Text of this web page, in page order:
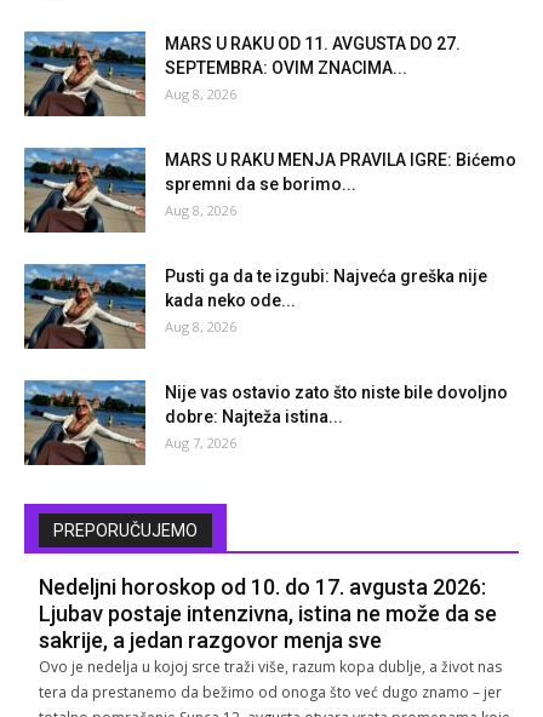
MARS U RAKU OD 11. AVGUSTA DO 27.
SEPTEMBRA: OVIM ZNACIMA...
Aug 8, 2026
MARS U RAKU MENJA PRAVILA IGRE: Bićemo
spremni da se borimo...
Aug 8, 2026
Pusti ga da te izgubi: Najveća greška nije
kada neko ode...
Aug 8, 2026
Nije vas ostavio zato što niste bile dovoljno
dobre: Najteža istina...
Aug 7, 2026
PREPORUČUJEMO
Nedeljni horoskop od 10. do 17. avgusta 2026:
Ljubav postaje intenzivna, istina ne može da se
sakrije, a jedan razgovor menja sve
Ovo je nedelja u kojoj srce traži više, razum kopa dublje, a život nas
tera da prestanemo da bežimo od onoga što već dugo znamo – jer